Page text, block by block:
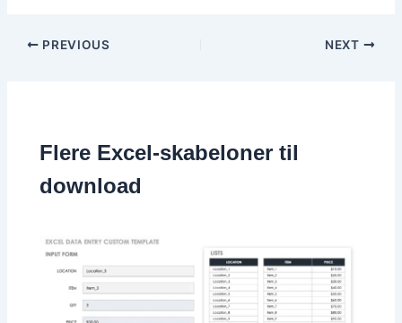
PREVIOUS NEXT
Flere Excel-skabeloner til
download